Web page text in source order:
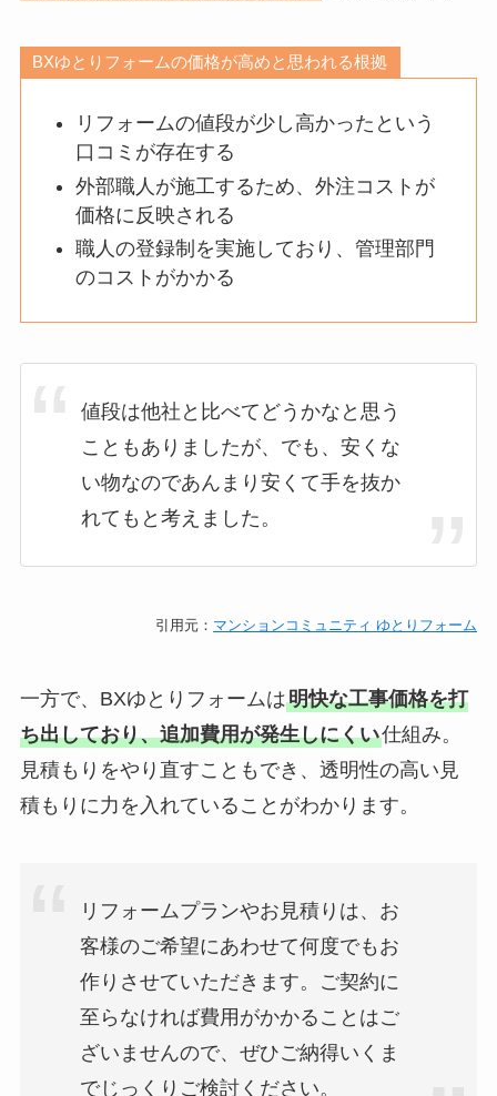
BXゆとりフォームの価格が高めと思われる根拠
リフォームの値段が少し高かったという
口コミが存在する
外部職人が施工するため、外注コストが
価格に反映される
職人の登録制を実施しており、管理部門
のコストがかかる
値段は他社と比べてどうかなと思う
こともありましたが、でも、安くな
い物なのであんまり安くて手を抜か
れてもと考えました。
引用元： マンションコミュニティ ゆとりフォーム
一方で、BXゆとりフォームは明快な工事価格を打
ち出しており、追加費用が発生しにくい仕組み。
見積もりをやり直すこともでき、透明性の高い見
積もりに力を入れていることがわかります。
リフォームプランやお見積りは、お
客様のご希望にあわせて何度でもお
作りさせていただきます。ご契約に
至らなければ費用がかかることはご
ざいませんので、ぜひご納得いくま
でじっくりご検討ください。